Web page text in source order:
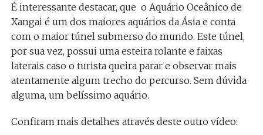
É interessante destacar, que o Aquário Oceânico de
Xangai é um dos maiores aquários da Ásia e conta
com o maior túnel submerso do mundo. Este túnel,
por sua vez, possui uma esteira rolante e faixas
laterais caso o turista queira parar e observar mais
atentamente algum trecho do percurso. Sem dúvida
alguma, um belíssimo aquário.
Confiram mais detalhes através deste outro vídeo: